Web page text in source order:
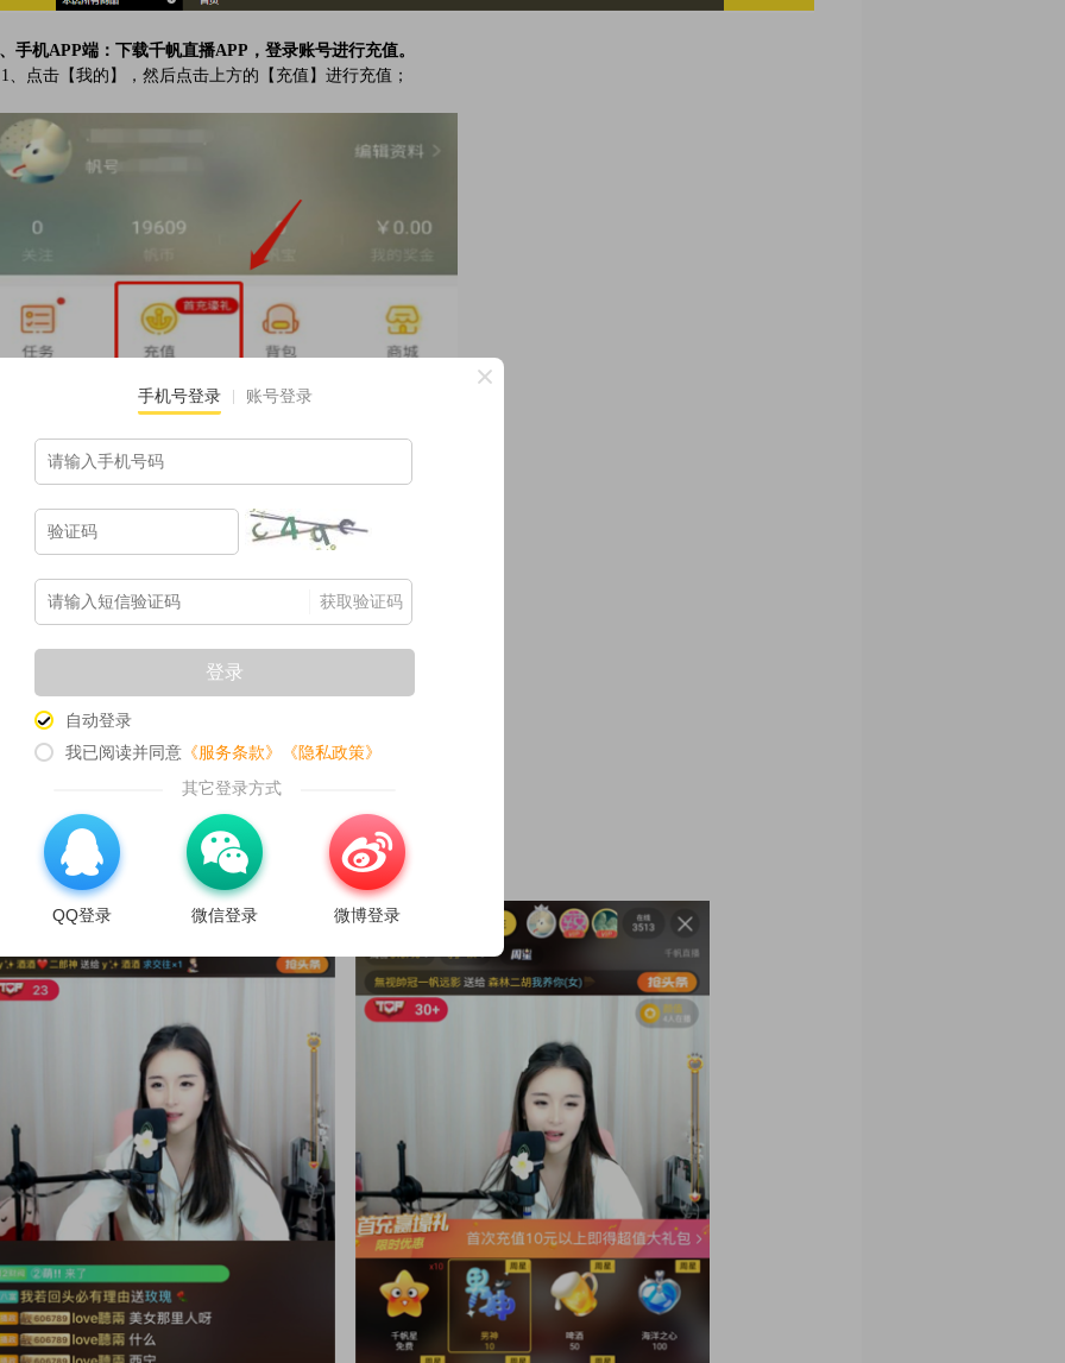
手机APP端：下载千帆直播APP，登录账号进行充值。
点击【我的】，然后点击上方的【充值】进行充值；
若用户在直播间，点击右下方的礼物图标，选择【充值】。
手机号登录 账号登录
获取验证码
登录
自动登录
我已阅读并同意 《服务条款》
《隐私政策》
其它登录方式
QQ登录 微信登录 微博登录